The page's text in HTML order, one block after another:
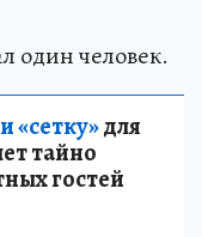
один человек.
«сетку»для
тайно
гостей